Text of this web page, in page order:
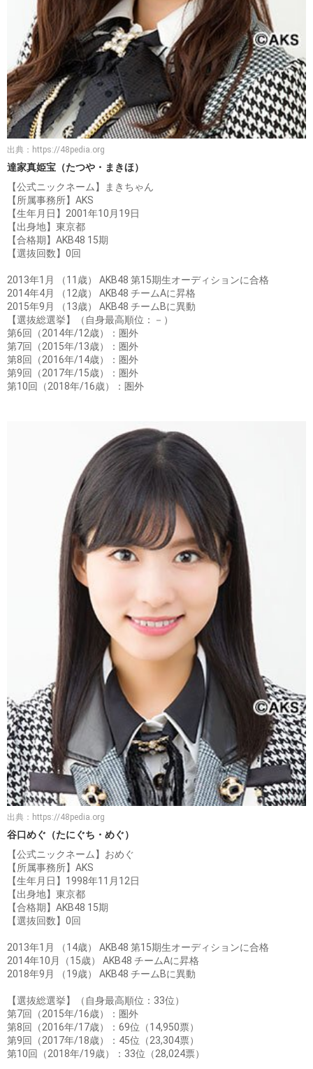
出典： https://48pedia.org
達家真姫宝（たつや・まきほ）
【公式ニックネーム】まきちゃん
【所属事務所】AKS
【生年月日】2001年10月19日
【出身地】東京都
【合格期】AKB48 15期
【選抜回数】0回
2013年1月 （11歳） AKB48 第15期生オーディションに合格
2014年4月 （12歳） AKB48 チームAに昇格
2015年9月 （13歳） AKB48 チームBに異動
【選抜総選挙】（自身最高順位：－）
第6回（2014年/12歳）：圏外
第7回（2015年/13歳）：圏外
第8回（2016年/14歳）：圏外
第9回（2017年/15歳）：圏外
第10回（2018年/16歳）：圏外
出典： https://48pedia.org
谷口めぐ（たにぐち・めぐ）
【公式ニックネーム】おめぐ
【所属事務所】AKS
【生年月日】1998年11月12日
【出身地】東京都
【合格期】AKB48 15期
【選抜回数】0回
2013年1月 （14歳） AKB48 第15期生オーディションに合格
2014年10月（15歳） AKB48 チームAに昇格
2018年9月 （19歳） AKB48 チームBに異動
【選抜総選挙】（自身最高順位：33位）
第7回（2015年/16歳）：圏外
第8回（2016年/17歳）：69位（14,950票）
第9回（2017年/18歳）：45位（23,304票）
第10回（2018年/19歳）：33位（28,024票）